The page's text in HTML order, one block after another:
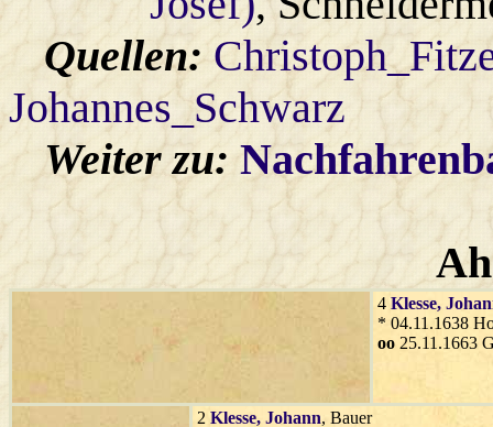
Quellen:
Johannes_Schwarz
Weiter zu:
4 Klesse,
* 04.11.1638
oo 25.11.1663
2 Klesse, Johann, Bauer